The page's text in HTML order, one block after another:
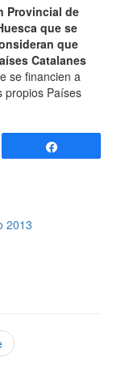
Provincial de
que se
que
Catalanes
se financien a
propios Países
2013